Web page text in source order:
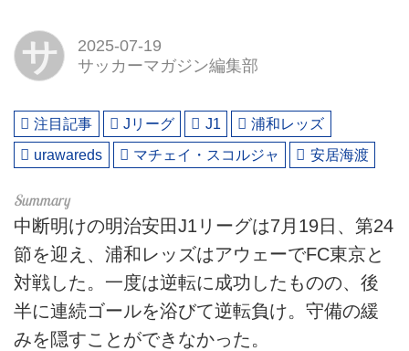
サ
2025-07-19
サッカーマガジン編集部
注目記事 Jリーグ J1
浦和レッズ
urawareds
マチェイ・スコルジャ 安居海渡
中断明けの明治安田J1リーグは7月19日、第24
節を迎え、浦和レッズはアウェーでFC東京と
対戦した。一度は逆転に成功したものの、後
半に連続ゴールを浴びて逆転負け。守備の緩
みを隠すことができなかった。